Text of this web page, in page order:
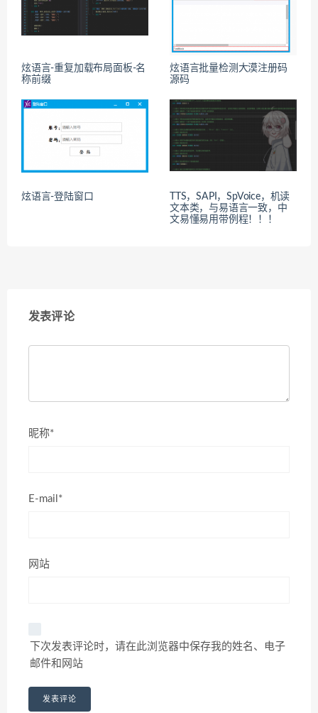
炫语言-重复加载布局面板-名
称前缀
炫语言批量检测大漠注册码
源码
炫语言-登陆窗口
TTS，SAPI，SpVoice，机读
文本类，与易语言一致，中
文易懂易用带例程！！！
发表评论
昵称*
E-mail*
网站
下次发表评论时，请在此浏览器中保存我的姓名、电子
邮件和网站